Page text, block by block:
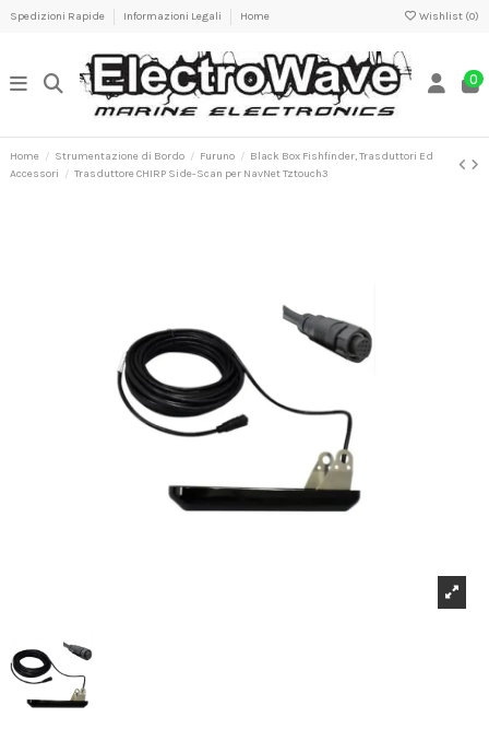
Spedizioni Rapide Informazioni Legali Home Wishlist (0)
0
Home Strumentazione di Bordo Furuno
Black Box Fishfinder, Trasduttori Ed
Accessori
Trasduttore CHIRP Side-Scan per NavNet Tztouch3